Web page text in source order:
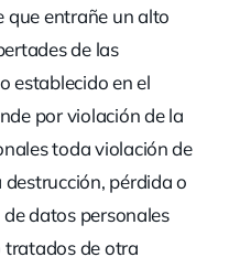
que entrañe un alto
de las
establecido en el
por violación de la
toda violación de
pérdida o
datos personales
de otra